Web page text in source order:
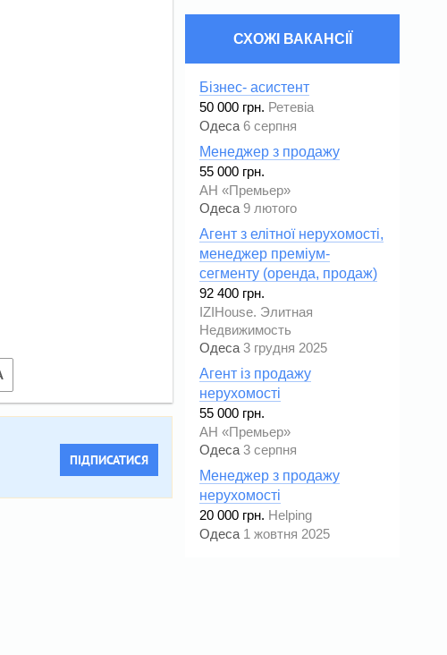
ПІДПИСАТИСЯ
СХОЖІ ВАКАНСІЇ
Бізнес- асистент
50 000 грн. Ретевіа
Одеса 6 серпня
Менеджер з продажу
55 000 грн.
АН «Премьер»
Одеса 9 лютого
Агент з елітної нерухомості,
менеджер преміум-
сегменту (оренда, продаж)
92 400 грн.
IZIHouse. Элитная
Недвижимость
Одеса 3 грудня 2025
Агент із продажу
нерухомості
55 000 грн.
АН «Премьер»
Одеса 3 серпня
Менеджер з продажу
нерухомості
20 000 грн. Helping
Одеса 1 жовтня 2025